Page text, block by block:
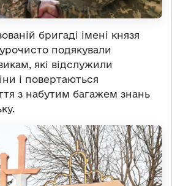
бригаді імені князя
подякували
які відслужили
і повертаються
з набутим багажем знань